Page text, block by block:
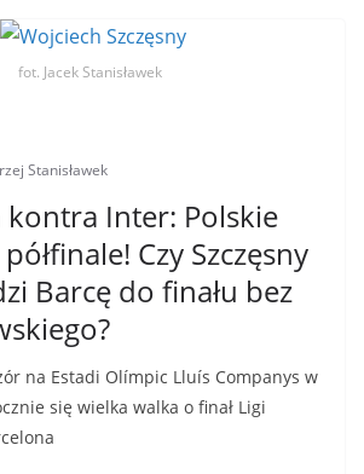
fot. Jacek Stanisławek
Stanisławek
kontra Inter: Polskie
Czy Szczęsny
Barcę do finału bez
na Estadi Olímpic Lluís Companys w
się wielka walka o finał Ligi